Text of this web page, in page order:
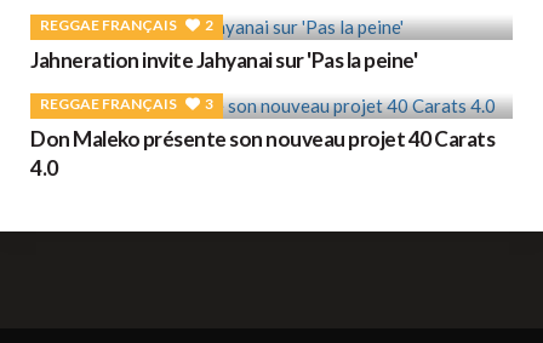
REGGAE FRANÇAIS 2
Jahneration invite Jahyanai sur 'Pas la peine'
REGGAE FRANÇAIS 3
Don Maleko présente son nouveau projet 40 Carats
4.0